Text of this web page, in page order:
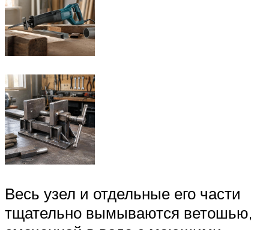
Весь узел и отдельные его части
тщательно вымываются ветошью,